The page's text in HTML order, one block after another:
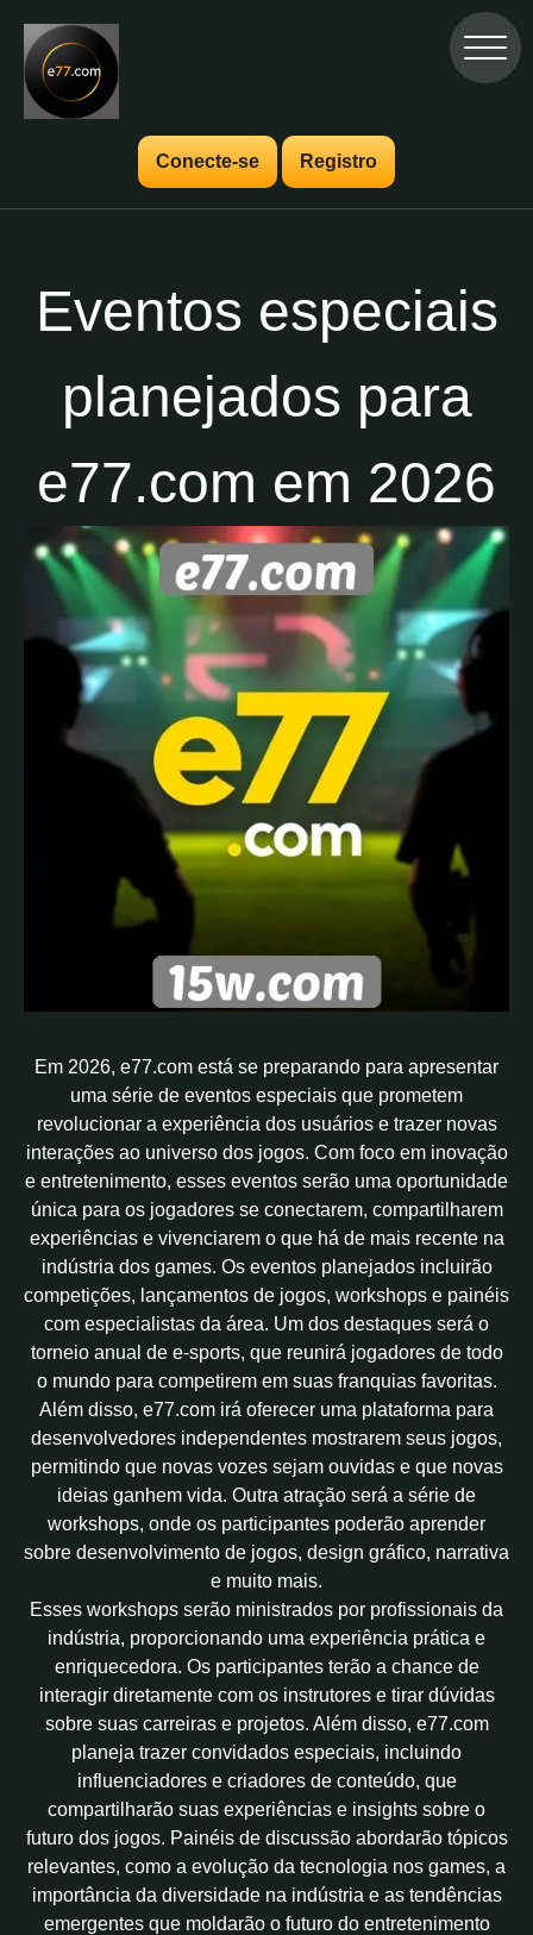
Conecte-se Registro
Eventos especiais
planejados para
e77.com em 2026
Em 2026, e77.com está se preparando para apresentar
uma série de eventos especiais que prometem
revolucionar a experiência dos usuários e trazer novas
interações ao universo dos jogos. Com foco em inovação
e entretenimento, esses eventos serão uma oportunidade
única para os jogadores se conectarem, compartilharem
experiências e vivenciarem o que há de mais recente na
indústria dos games. Os eventos planejados incluirão
competições, lançamentos de jogos, workshops e painéis
com especialistas da área. Um dos destaques será o
torneio anual de e-sports, que reunirá jogadores de todo
o mundo para competirem em suas franquias favoritas.
Além disso, e77.com irá oferecer uma plataforma para
desenvolvedores independentes mostrarem seus jogos,
permitindo que novas vozes sejam ouvidas e que novas
ideias ganhem vida. Outra atração será a série de
workshops, onde os participantes poderão aprender
sobre desenvolvimento de jogos, design gráfico, narrativa
e muito mais.
Esses workshops serão ministrados por profissionais da
indústria, proporcionando uma experiência prática e
enriquecedora. Os participantes terão a chance de
interagir diretamente com os instrutores e tirar dúvidas
sobre suas carreiras e projetos. Além disso, e77.com
planeja trazer convidados especiais, incluindo
influenciadores e criadores de conteúdo, que
compartilharão suas experiências e insights sobre o
futuro dos jogos. Painéis de discussão abordarão tópicos
relevantes, como a evolução da tecnologia nos games, a
importância da diversidade na indústria e as tendências
emergentes que moldarão o futuro do entretenimento